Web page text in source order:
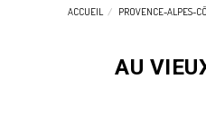
ACCUEIL PROVENCE-ALPES-
AU